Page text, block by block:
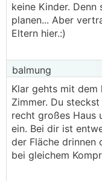
keine Kinder.
planen... Aber
Eltern hier.:)
balmung
Klar gehts mit dem
Zimmer. Du
recht großes Haus
ein. Bei dir ist
der Fläche drinnen
bei gleichem